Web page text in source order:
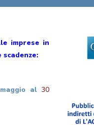
imprese in
al30